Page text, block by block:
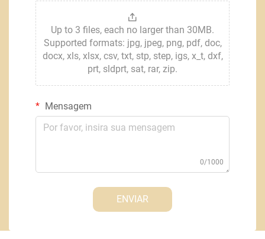
Up to 3 files, each no larger than 30MB.
Supported formats: jpg, jpeg, png, pdf, doc,
docx, xls, xlsx, csv, txt, stp, step, igs, x_t, dxf,
prt, sldprt, sat, rar, zip.
Mensagem
0/1000
ENVIAR